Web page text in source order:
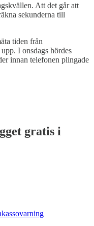
Att det går att
sekunderna till
tiden från
I onsdags hördes
innan telefonen plingade
gratis i